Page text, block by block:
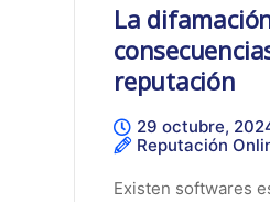
La
reputación
29 octubre,
Reputación
Existen softwares